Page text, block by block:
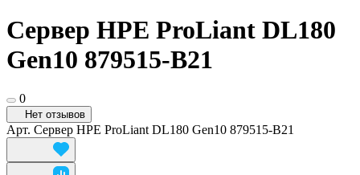
Сервер HPE ProLiant DL180
Gen10 879515-B21
0
Нет отзывов
Арт. Сервер HPE ProLiant DL180 Gen10 879515-B21